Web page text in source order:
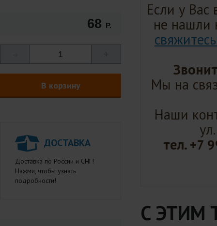
68 Р.
+
– 1
В корзину
ДОСТАВКА
Доставка по России и СНГ!
Нажми, чтобы узнать
подробности!
Если у
не нашли
Мы на
Наши
тел.+7
С ЭТИМ